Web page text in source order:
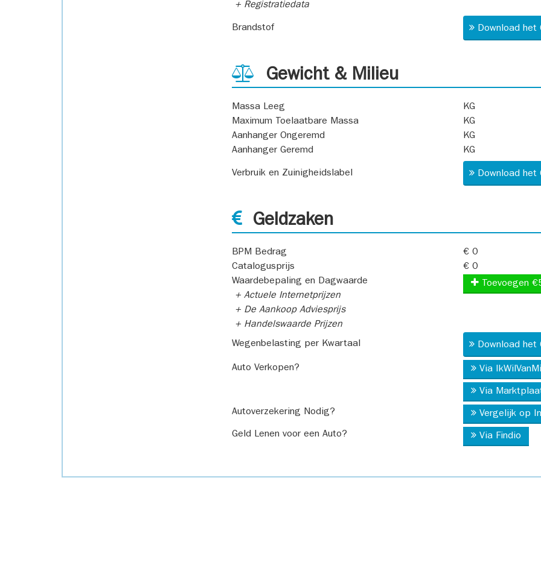
+ Registratiedata
Brandstof Download
Gewicht & Milieu
Massa Leeg
KG
Maximum Toelaatbare Massa
KG
Aanhanger Ongeremd
KG
Aanhanger Geremd
KG
Verbruik en Zuinigheidslabel Download
Geldzaken
BPM Bedrag
€ 0
Catalogusprijs
€ 0
Waardebepaling en Dagwaarde
+ Actuele Internetprijzen
+ De Aankoop Adviesprijs
+ Handelswaarde Prijzen
Toevoegen
Wegenbelasting per Kwartaal Download
Auto Verkopen? Via
Via
Autoverzekering Nodig? Vergelijk op
Geld Lenen voor een Auto? Via Findio